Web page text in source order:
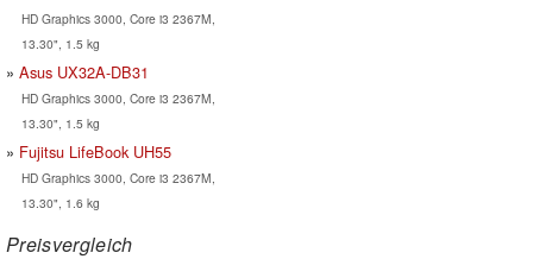
HD Graphics 3000, Core i3 2367M,
13.30", 1.5 kg
Asus UX32A-DB31
HD Graphics 3000, Core i3 2367M,
13.30", 1.5 kg
Fujitsu LifeBook UH55
HD Graphics 3000, Core i3 2367M,
13.30", 1.6 kg
Preisvergleich